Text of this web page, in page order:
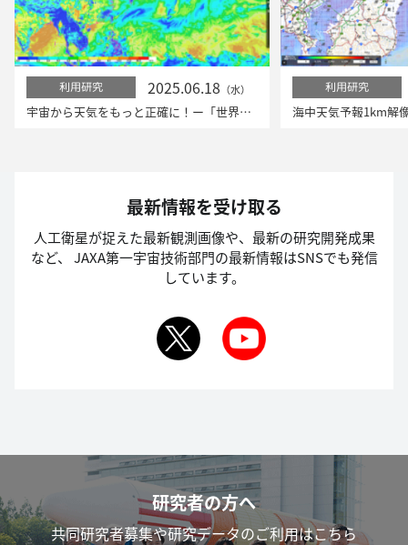
利用研究 2025.06.18 （水）
宇宙から天気をもっと正確に！ー「世界の気象リアルタイムNEXRA3」がリニューアル、新旧システムの性能比較（論文解説）
利用研究
海中天気予報1km解
最新情報を受け取る
人工衛星が捉えた最新観測画像や、最新の研究開発成果
など、
JAXA第一宇宙技術部門の最新情報はSNSでも発信
しています。
研究者の方へ
共同研究者募集や研究データのご利用はこちら